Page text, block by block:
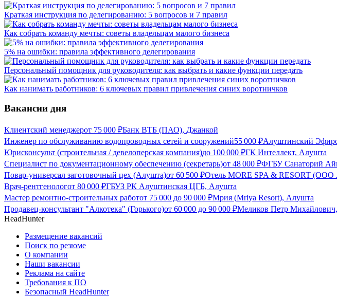
Краткая инструкция по делегированию: 5 вопросов и 7 правил
Как собрать команду мечты: советы владельцам малого бизнеса
5% на ошибки: правила эффективного делегирования
Персональный помощник для руководителя: как выбрать и какие функции передать
Как нанимать работников: 6 ключевых правил привлечения синих воротничков
Вакансии дня
Клиентский менеджерот 75 000 ₽Банк ВТБ (ПАО), Джанкой
Инженер по обслуживанию водопроводных сетей и сооружений55 000 ₽Алуштинский
Юрисконсульт (строительная / девелоперская компания)до 100 000 ₽ГК Интеллект, Алушта
Специалист по документационному обеспечению (секретарь)от 48 000 ₽ФГБУ Санаторий
Повар-универсал заготовочный цех (Алушта)от 60 500 ₽Отель MORE SPA & RESORT
Врач-рентгенологот 80 000 ₽ГБУЗ РК Алуштинская ЦГБ, Алушта
Мастер ремонтно-строительных работот 75 000 до 90 000 ₽Мрия (Mriya Resort), Алушта
Продавец-консультант "Алкотека" (Горького)от 60 000 до 90 000 ₽Меликов Петр
HeadHunter
Размещение вакансий
Поиск по резюме
О компании
Наши вакансии
Реклама на сайте
Требования к ПО
Безопасный HeadHunter